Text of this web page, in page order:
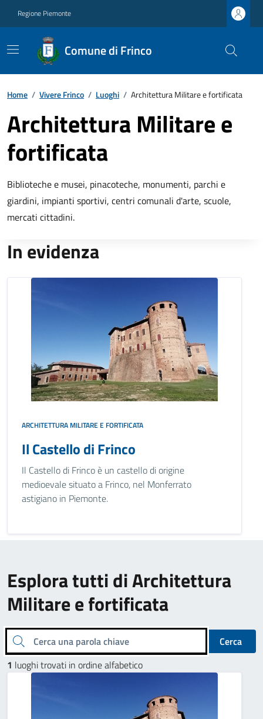
Regione Piemonte
Comune di Frinco
Home / Vivere Frinco / Luoghi / Architettura Militare e fortificata
Architettura Militare e
fortificata
Biblioteche e musei, pinacoteche, monumenti, parchi e
giardini, impianti sportivi, centri comunali d'arte, scuole,
mercati cittadini.
In evidenza
ARCHITETTURA MILITARE E FORTIFICATA
Il Castello di Frinco
Il Castello di Frinco è un castello di origine
medioevale situato a Frinco, nel Monferrato
astigiano in Piemonte.
Esplora tutti di Architettura
Militare e fortificata
Cerca una parola chiave
Cerca
1 luoghi trovati in ordine alfabetico